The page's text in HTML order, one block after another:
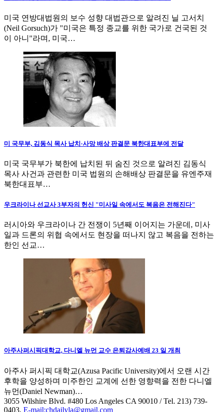
미국 연방대법원의 보수 성향 대법관으로 알려진 닐 고서치
(Neil Gorsuch)가 "미국은 특정 종교를 위한 국가로 건국된 것
이 아니"라며, 미국…
미 국무부, 김동식 목사 납치·사망 배상 판결문 북한대표부에 전달
미국 국무부가 북한에 납치된 뒤 숨진 것으로 알려진 김동식
목사 사건과 관련한 미국 법원의 손해배상 판결문을 유엔주재
북한대표부…
우크라이나 선교사 3부자의 헌신 "미사일 속에서도 복음은 전해진다"
러시아와 우크라이나 간 전쟁이 5년째 이어지는 가운데, 미사
일과 드론의 위협 속에서도 현장을 떠나지 않고 복음을 전하는
한인 선교…
아주사퍼시픽대학교, 다니엘 뉴먼 교수 은퇴감사예배 23 일 개최
아주사 퍼시픽 대학교(Azusa Pacific University)에서 오랜 시간
후학을 양성하며 미주한인 교계에 선한 영향력을 전한 다니엘
뉴먼(Daniel Newman)…
3055 Wilshire Blvd. #480 Los Angeles CA 90010 / Tel. 213) 739-
0403, E-mail:chdailyla@gmail.com